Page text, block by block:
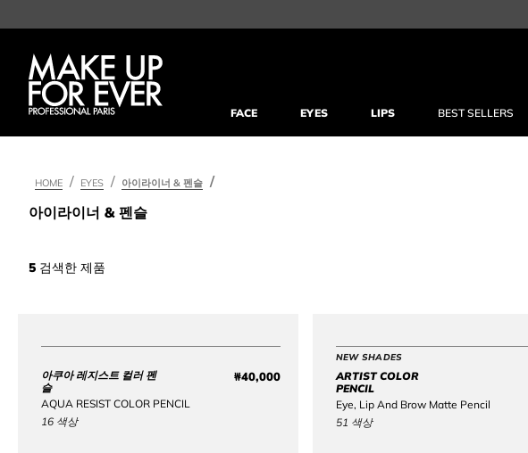
FACE EYES LIPS BEST SELLERS
HOME EYES 아이라이너 & 펜슬
아이라이너 & 펜슬
5 검색한 제품
아쿠아 레지스트 컬러 펜
슬
AQUA RESIST COLOR PENCIL
₩40,000Price ₩40,000
16 색상
NEW SHADES
ARTIST COLOR
PENCIL
Eye, Lip And Brow Matte Pencil
51 색상